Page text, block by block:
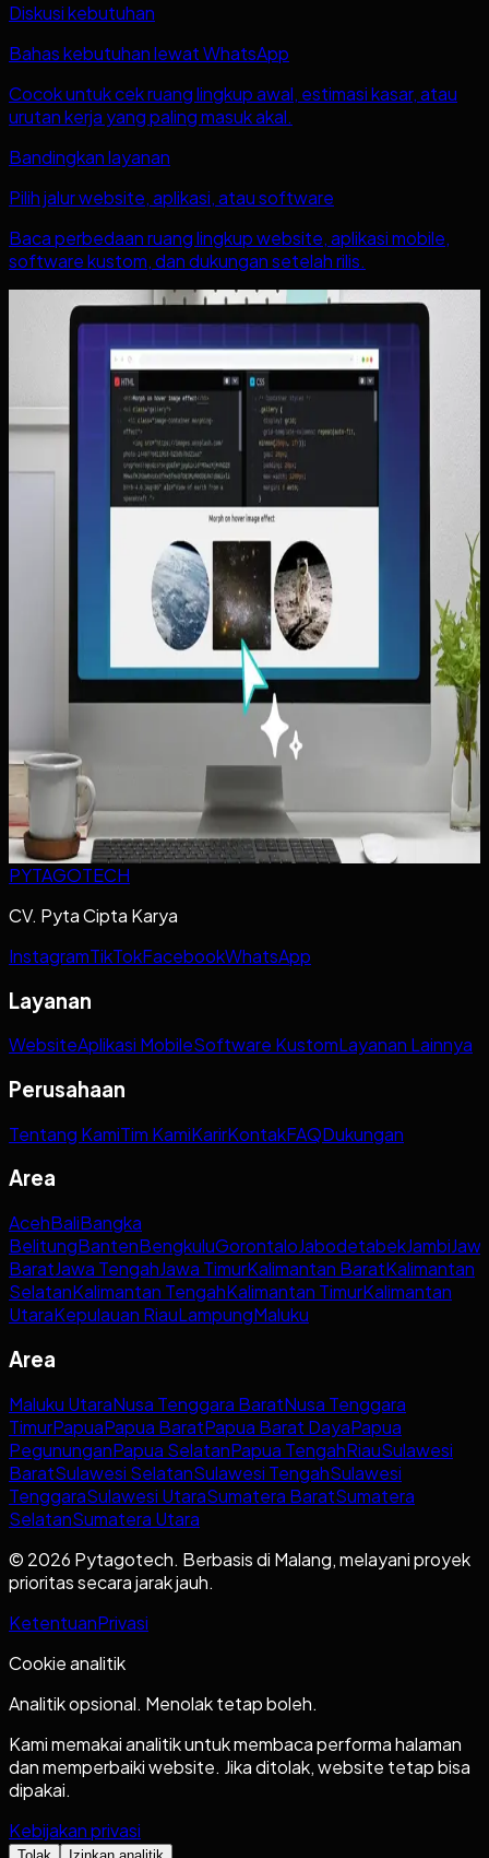
Diskusi kebutuhan
Bahas kebutuhan lewat WhatsApp
Cocok untuk cek ruang lingkup awal, estimasi kasar, atau
urutan kerja yang paling masuk akal.
Bandingkan layanan
Pilih jalur website, aplikasi, atau software
Baca perbedaan ruang lingkup website, aplikasi mobile,
software kustom, dan dukungan setelah rilis.
Baca juga
Artikel lain yang mungkin relevan
Lihat semua artikel
Website Perolehan Prospek untuk Jasa Lokal:
Struktur yang Membuat Orang Langsung
Panduan menyusun website perolehan prospek untuk jasa
lokal agar headline, CTA, dan halaman pendukung benar-
benar memicu calon klien bertanya.
Website Multi-Cabang dan Area Layanan: Cara
Menjelaskan Cakupan Kota Tanpa Membuat
Panduan menjelaskan area layanan dan cakupan kota di
website bisnis tanpa membuat homepage kabur, terlalu
penuh, atau membingungkan calon pelanggan.
Baca artikel ->
PYTAGOTECH
CV. Pyta Cipta Karya
InstagramTikTokFacebookWhatsApp
Layanan
WebsiteAplikasi MobileSoftware KustomLayanan Lainnya
Perusahaan
Tentang KamiTim KamiKarirKontakFAQDukungan
Area
AcehBaliBangka
BelitungBantenBengkuluGorontaloJabodetabekJambi
BaratJawa TengahJawa TimurKalimantan BaratKalimantan
SelatanKalimantan TengahKalimantan TimurKalimantan
UtaraKepulauan RiauLampungMaluku
Area
Maluku UtaraNusa Tenggara BaratNusa Tenggara
TimurPapuaPapua BaratPapua Barat DayaPapua
PegununganPapua SelatanPapua TengahRiauSulawesi
BaratSulawesi SelatanSulawesi TengahSulawesi
TenggaraSulawesi UtaraSumatera BaratSumatera
SelatanSumatera Utara
© 2026 Pytagotech. Berbasis di Malang, melayani proyek
prioritas secara jarak jauh.
KetentuanPrivasi
Cookie analitik
Analitik opsional. Menolak tetap boleh.
Kami memakai analitik untuk membaca performa halaman
dan memperbaiki website. Jika ditolak, website tetap bisa
dipakai.
Kebijakan privasi